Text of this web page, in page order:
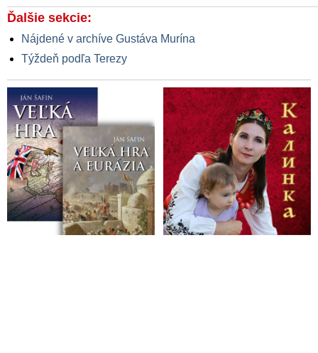
Ďalšie sekcie:
Nájdené v archíve Gustáva Murína
Týždeň podľa Terezy